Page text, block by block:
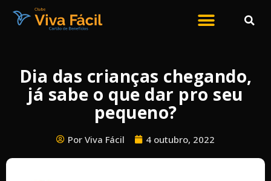
Dia das crianças chegando,
já sabe o que dar pro seu
pequeno?
Por Viva Fácil 4 outubro, 2022